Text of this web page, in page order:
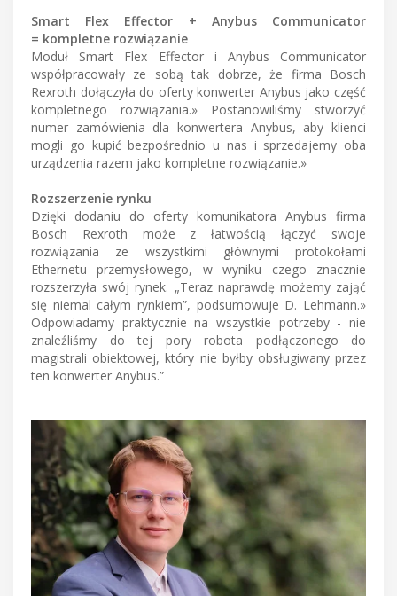
Smart Flex Effector + Anybus Communicator
= kompletne rozwiązanie
Moduł Smart Flex Effector i Anybus Communicator
współpracowały ze sobą tak dobrze, że firma Bosch
Rexroth dołączyła do oferty konwerter Anybus jako część
kompletnego rozwiązania.» Postanowiliśmy stworzyć
numer zamówienia dla konwertera Anybus, aby klienci
mogli go kupić bezpośrednio u nas i sprzedajemy oba
urządzenia razem jako kompletne rozwiązanie.»
Rozszerzenie rynku
Dzięki dodaniu do oferty komunikatora Anybus firma
Bosch Rexroth może z łatwością łączyć swoje
rozwiązania ze wszystkimi głównymi protokołami
Ethernetu przemysłowego, w wyniku czego znacznie
rozszerzyła swój rynek. „Teraz naprawdę możemy zająć
się niemal całym rynkiem”, podsumowuje D. Lehmann.»
Odpowiadamy praktycznie na wszystkie potrzeby - nie
znaleźliśmy do tej pory robota podłączonego do
magistrali obiektowej, który nie byłby obsługiwany przez
ten konwerter Anybus.”